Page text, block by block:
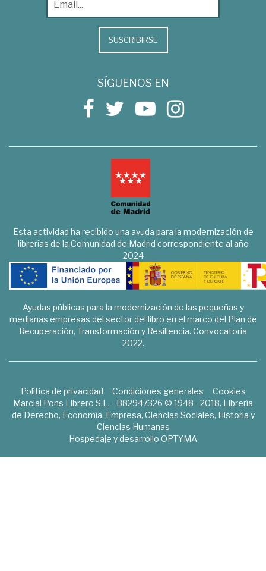
SUSCRIBIRSE
SÍGUENOS EN
Esta actividad ha recibido una ayuda para la modernización de
librerías de la Comunidad de Madrid correspondiente al año
2024
Ayudas públicas para la modernización de las pequeñas y
medianas empresas del sector del libro en el marco del Plan de
Recuperación, Transformación y Resiliencia. Convocatoria
2022.
Política de privacidad Condiciones generales
Cookies
Marcial Pons Librero S.L. - B82947326 © 1948 - 2018. Librería
de Derecho, Economía, Empresa, Ciencias Sociales, Historia y
Ciencias Humanas
Hospedaje y desarrollo OPTYMA